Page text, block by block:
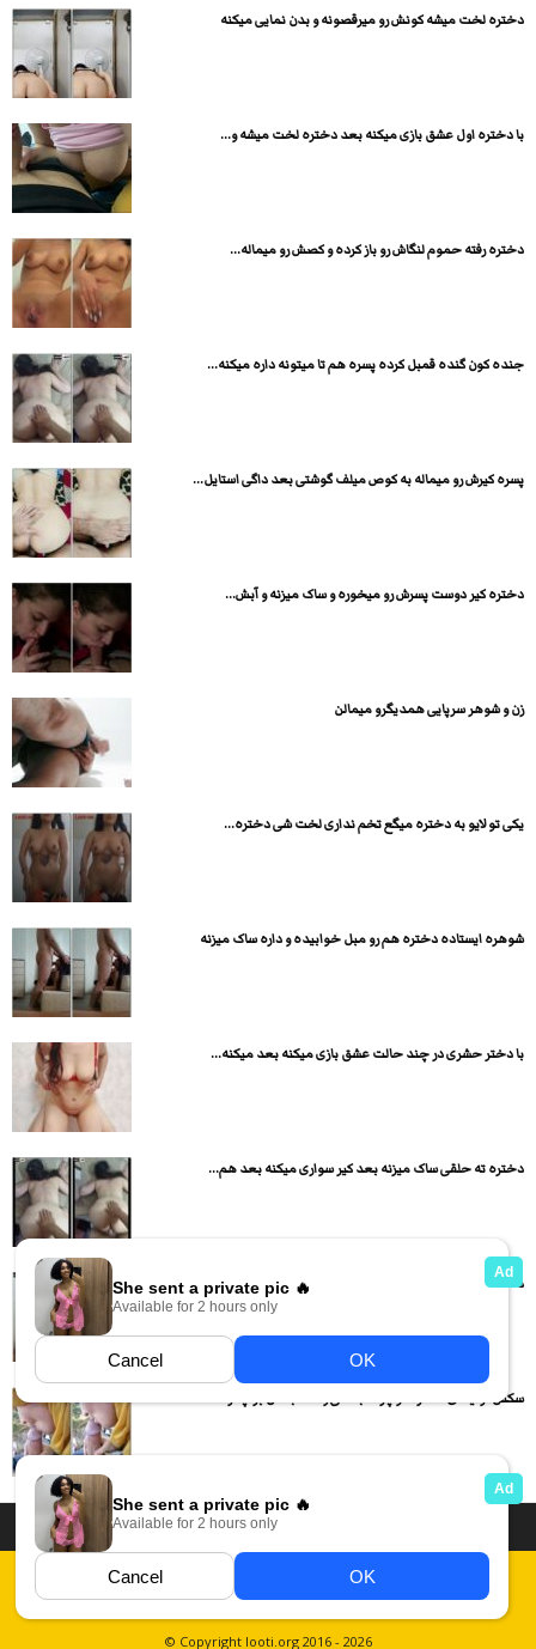
دختره لخت میشه کونش رو میرقصونه و بدن نمایی میکنه
با دختره اول عشق بازی میکنه بعد دختره لخت میشه و...
دختره رفته حموم لنگاش رو باز کرده و کصش رو میماله...
جنده کون گنده قمبل کرده پسره هم تا میتونه داره میکنه...
پسره کیرش رو میماله به کوص میلف گوشتی بعد داگی استایل...
دختره کیر دوست پسرش رو میخوره و ساک میزنه و آبش...
زن و شوهر سرپایی همدیگرو میمالن
یکی تو لایو به دختره میگع تخم نداری لخت شی دختره...
شوهره ایستاده دختره هم رو مبل خوابیده و داره ساک میزنه
با دختر حشری در چند حالت عشق بازی میکنه بعد میکنه...
دختره ته حلقی ساک میزنه بعد کیر سواری میکنه بعد هم...
دختر گوشتی کم کم لخت کامل میشه و بدن نمایی میکنه
سکس ترکیه ای دختره تو پارک جنگلی وسط جنگل برا پسره...
دسته بندی فیلم های سکسی
داستان سکسی ایرانی
عکس سکسی ایرانی
فیلم های سکسی زهرا قوانین
Report Abuse
© Copyright looti.org 2016 - 2026